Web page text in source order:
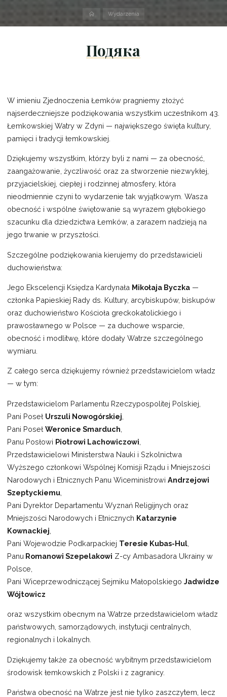
Strona
domowa
Wydarzenia
Подяка
W imieniu Zjednoczenia Łemków pragniemy złożyć
najserdeczniejsze podziękowania wszystkim uczestnikom 43.
Łemkowskiej Watry w Zdyni — największego święta kultury,
pamięci i tradycji łemkowskiej.
Dziękujemy wszystkim, którzy byli z nami — za obecność,
zaangażowanie, życzliwość oraz za stworzenie niezwykłej,
przyjacielskiej, ciepłej i rodzinnej atmosfery, która
nieodmiennie czyni to wydarzenie tak wyjątkowym. Wasza
obecność i wspólne świętowanie są wyrazem głębokiego
szacunku dla dziedzictwa Łemków, a zarazem nadzieją na
jego trwanie w przyszłości.
Szczególne podziękowania kierujemy do przedstawicieli
duchowieństwa:
Jego Ekscelencji Księdza Kardynała Mikołaja Byczka —
członka Papieskiej Rady ds. Kultury, arcybiskupów, biskupów
oraz duchowieństwo Kościoła greckokatolickiego i
prawosławnego w Polsce — za duchowe wsparcie,
obecność i modlitwę, które dodały Watrze szczególnego
wymiaru.
Z całego serca dziękujemy również przedstawicielom władz
— w tym:
Przedstawicielom Parlamentu Rzeczypospolitej Polskiej,
Pani Poseł Urszuli Nowogórskiej
Pani PosełWeronice Smarduch
Panu Posłowi Piotrowi Lachowiczowi
Przedstawicielowi Ministerstwa Nauki i Szkolnictwa
Wyższego członkowi Wspólnej Komisji Rządu i Mniejszości
Narodowych i Etnicznych Panu WiceministrowiAndrzejowi
Szeptyckiemu
Pani Dyrektor Departamentu Wyznań Religijnych oraz
Mniejszości Narodowych i Etnicznych Katarzynie
Kownackiej
Pani Wojewodzie Podkarpackiej Teresie Kubas-Hul
Panu Romanowi Szepelakowi Z-cy Ambasadora Ukrainy w
Polsce,
Pani Wiceprzewodniczącej Sejmiku MałopolskiegoJadwidze
Wójtowicz
oraz wszystkim obecnym na Watrze przedstawicielom władz
państwowych, samorządowych, instytucji centralnych,
regionalnych i lokalnych.
Dziękujemy także za obecność wybitnym przedstawicielom
środowisk łemkowskich z Polski i z zagranicy.
Państwa obecność na Watrze jest nie tylko zaszczytem, lecz